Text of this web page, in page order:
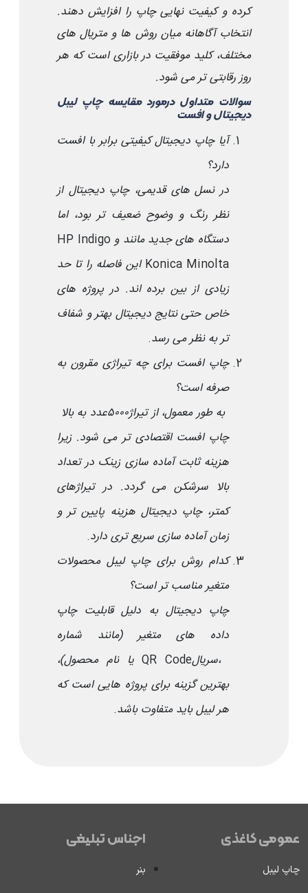
کرده و کیفیت نهایی چاپ را افزایش دهند.
انتخاب آگاهانه میان روش ها و متریال های
مختلف، کلید موفقیت در بازاری است که هر
روز رقابتی تر می شود.
سوالات متداول درمورد مقایسه چاپ لیبل
دیجیتال و افست
آیا چاپ دیجیتال کیفیتی برابر با افست
دارد؟
در نسل های قدیمی، چاپ دیجیتال از
نظر رنگ و وضوح ضعیف تر بود، اما
دستگاه های جدید مانند HP Indigoو
Konica Minolta این فاصله را تا حد
زیادی از بین برده اند. در پروژه های
خاص حتی نتایج دیجیتال بهتر و شفاف
تر به نظر می رسد.
چاپ افست برای چه تیراژی مقرون به
صرفه است؟
به طور معمول، از تیراژ
۵۰۰۰
چاپ افست اقتصادی تر می شود. زیرا
هزینه ثابت آماده سازی زینک در تعداد
بالا سرشکن می گردد. در تیراژهای
کمتر، چاپ دیجیتال هزینه پایین تر و
زمان آماده سازی سریع تری دارد.
کدام روش برای چاپ لیبل محصولات
متغیر مناسب تر است؟
چاپ دیجیتال به دلیل قابلیت چاپ
داده های متغیر (مانند شماره
سریال،
QR Code یا نام محصول)،
بهترین گزینه برای پروژه هایی است که
هر لیبل باید متفاوت باشد.
عمومی کاغذی
چاپ لیبل
اجناس تبلیغی
بنر